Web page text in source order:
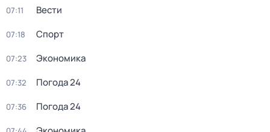
07:11 Вести
07:18 Спорт
07:23 Экономика
07:32 Погода 24
07:36 Погода 24